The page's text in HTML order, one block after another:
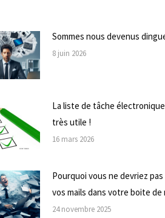
Sommes nous devenus
8 juin 2026
La liste de tâche
très utile !
16 mars 2026
Pourquoi vous ne devriez
vos mails dans votre boite
24 novembre 2025